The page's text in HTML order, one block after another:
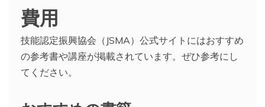
費用
技能認定振興協会（JSMA）公式サイトにはおすすめ
の参考書や講座が掲載されています。ぜひ参考にし
てください。